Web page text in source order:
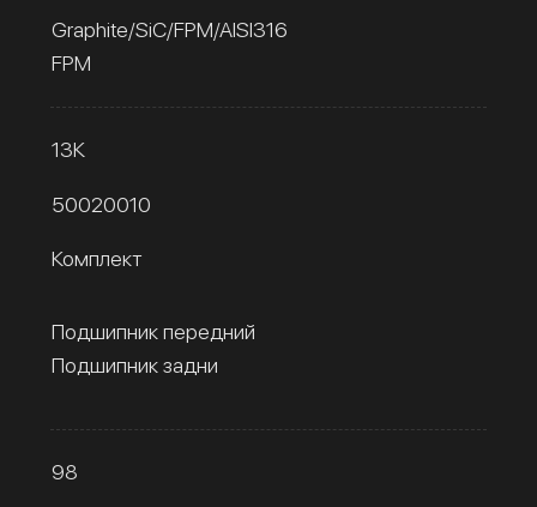
Graphite/SiC/FPM/AISI316
FPM
13К
50020010
Комплект
Подшипник передний
Подшипник задни
98